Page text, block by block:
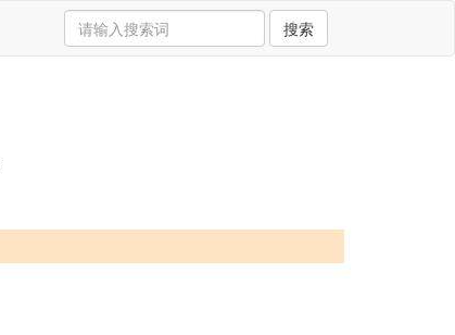
搜索